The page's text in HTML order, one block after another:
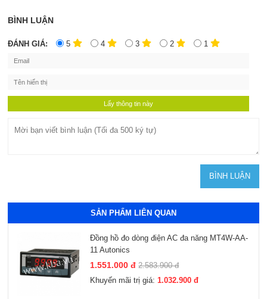
BÌNH LUẬN
ĐÁNH GIÁ: 5 4 3 2 1
SẢN PHẨM LIÊN QUAN
Đồng hồ đo dòng điện AC đa năng MT4W-AA-
11 Autonics
1.551.000 đ 2.583.900 đ
Khuyến mãi trị giá: 1.032.900 đ